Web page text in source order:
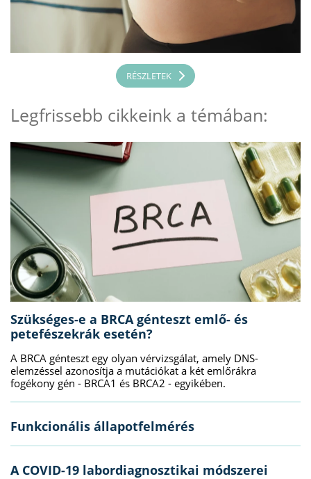
RÉSZLETEK
Legfrissebb cikkeink a témában:
Szükséges-e a BRCA génteszt emlő- és
petefészekrák esetén?
A BRCA génteszt egy olyan vérvizsgálat, amely DNS-
elemzéssel azonosítja a mutációkat a két emlőrákra
fogékony gén - BRCA1 és BRCA2 - egyikében.
Funkcionális állapotfelmérés
A COVID-19 labordiagnosztikai módszerei